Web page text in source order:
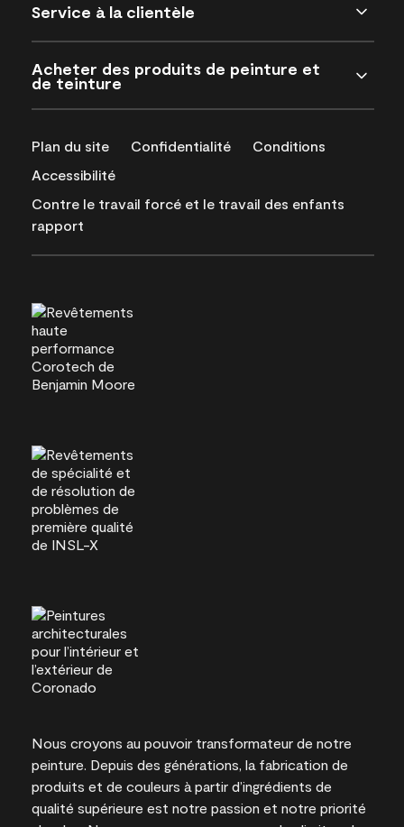
Service à la clientèle
Acheter des produits de peinture et
de teinture
Plan du site Confidentialité
Conditions
Accessibilité
Contre le travail forcé et le travail des enfants
rapport
Nous croyons au pouvoir transformateur de notre
peinture. Depuis des générations, la fabrication de
produits et de couleurs à partir d’ingrédients de
qualité supérieure est notre passion et notre priorité